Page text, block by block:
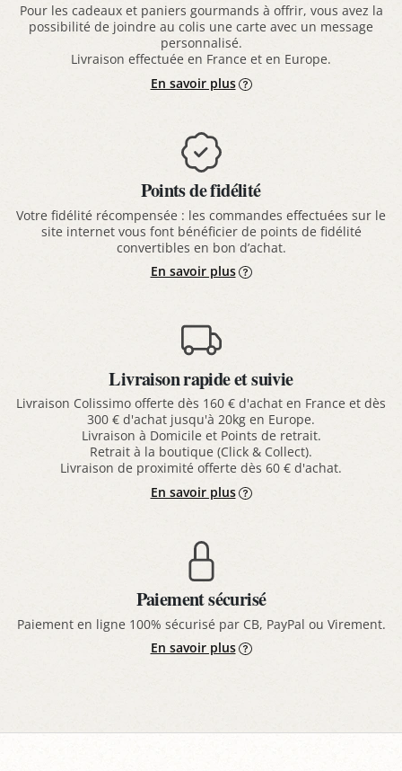
Pour les cadeaux et paniers gourmands à offrir, vous avez la
possibilité de joindre au colis une carte avec un message
personnalisé.
Livraison effectuée en France et en Europe.
En savoir plus
Points de fidélité
Votre fidélité récompensée : les commandes effectuées sur le
site internet vous font bénéficier de points de fidélité
convertibles en bon d’achat.
En savoir plus
Livraison rapide et suivie
Livraison Colissimo offerte dès 160 € d'achat en France et dès
300 € d'achat jusqu'à 20kg en Europe.
Livraison à Domicile et Points de retrait.
Retrait à la boutique (Click & Collect).
Livraison de proximité offerte dès 60 € d'achat.
En savoir plus
Paiement sécurisé
Paiement en ligne 100% sécurisé par CB, PayPal ou Virement.
En savoir plus